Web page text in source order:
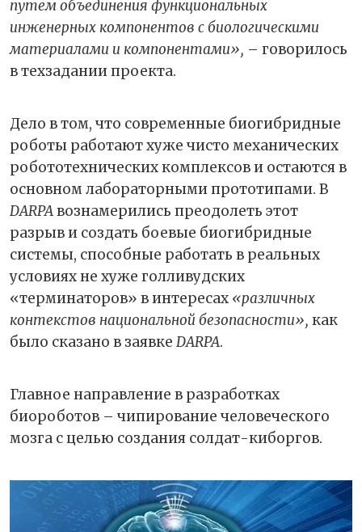
путем объединения функциональных
инженерных компонентов с биологическими
материалами и компонентами», – говорилось
в техзадании проекта.
Дело в том, что современные биогибридные
роботы работают хуже чисто механических
робототехнических комплексов и остаются в
основном лабораторными прототипами. В
DARPAвознамерились преодолеть этот
разрыв и создать боевые биогибридные
системы, способные работать в реальных
условиях не хуже голливудских
«терминаторов» в интересах «различных
контекстов национальной безопасности», как
было сказано в заявке DARPA.
Главное направление в разработках
биороботов – чипирование человеческого
мозга с целью создания солдат-киборгов.